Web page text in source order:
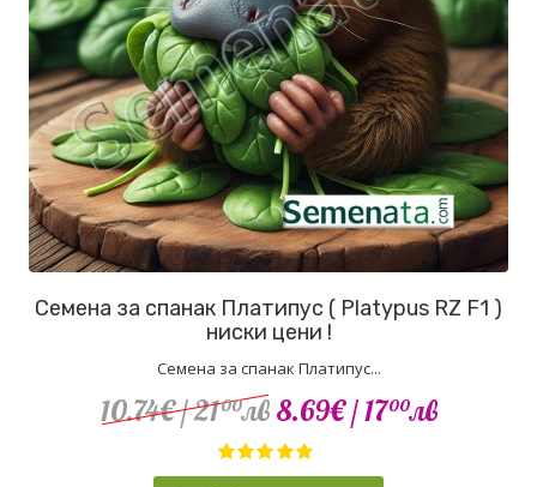
Семена за спанак Платипус ( Platypus RZ F1 )
ниски цени !
Семена за спанак Платипус...
10.74€/ 2100лв 8.69€/ 1700лв